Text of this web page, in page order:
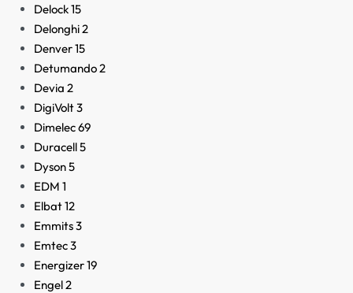
Delock15
Delonghi2
Denver15
Detumando2
Devia 2
DigiVolt3
Dimelec69
Duracell5
Dyson5
EDM 1
Elbat12
Emmits3
Emtec3
Energizer19
Engel2